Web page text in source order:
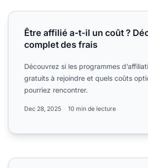
Être affilié a-t-il un coût ?
Être affilié a-t-il un coût ?
complet des frais
Découvrez si les programmes
gratuits à rejoindre et quels coûts
pourriez rencontrer.
Dec 28, 2025 10 min de lecture
Faut-il changer votre stratégie